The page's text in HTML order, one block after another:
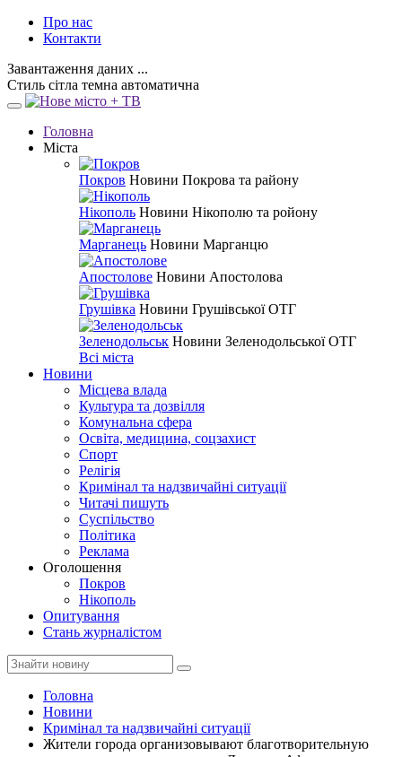
Про нас
Контакти
Завантаження даних ...
Стиль сітла темна автоматична
Головна
Міста
Покров Новини Покрова та району
Нікополь Новини Нікополю та ройону
Марганець Новини Марганцю
Апостолове Новини Апостолова
Грушівка Новини Грушівської ОТГ
Зеленодольськ Новини Зеленодольської ОТГ
Всі міста
Новини
Місцева влада
Культура та дозвілля
Комунальна сфера
Освіта, медицина, соцзахист
Спорт
Релігія
Кримінал та надзвичайні ситуації
Читачі пишуть
Суспільство
Політика
Реклама
Оголошення
Покров
Нікополь
Опитування
Стань журналістом
Головна
Новини
Кримінал та надзвичайні ситуації
Жители города организовывают благотворительную